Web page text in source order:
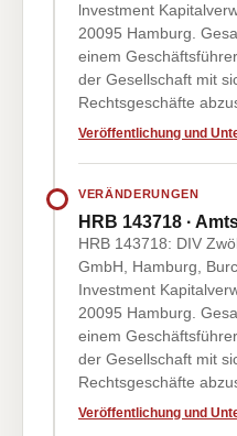
lnvestment
20095 Hamburg.
einem
der Gesellschaft mit
Rechtsgeschäfte
Veröffentlichung und
VERÄNDERUNGEN
HRB 143718 ·
HRB 143718: DIV
GmbH, Hamburg,
Investment
20095 Hamburg.
einem
der Gesellschaft mit
Rechtsgeschäfte
Veröffentlichung und